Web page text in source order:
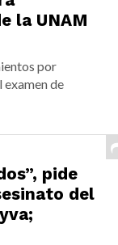
la UNAM
por
de
pide
del